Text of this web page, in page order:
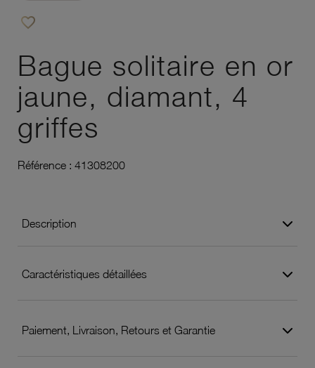
favorite_border
Bague solitaire en or
jaune, diamant, 4
griffes
Référence : 41308200
Description
Caractéristiques détaillées
Paiement, Livraison, Retours et Garantie